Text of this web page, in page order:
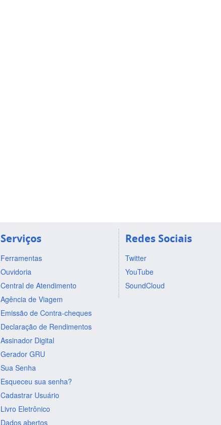
Serviços
Ferramentas
Ouvidoria
Central de Atendimento
Agência de Viagem
Emissão de Contra-cheques
Declaração de Rendimentos
Assinador Digital
Gerador GRU
Sua Senha
Esqueceu sua senha?
Cadastrar Usuário
Livro Eletrônico
Dados abertos
Redes Sociais
Twitter
YouTube
SoundCloud